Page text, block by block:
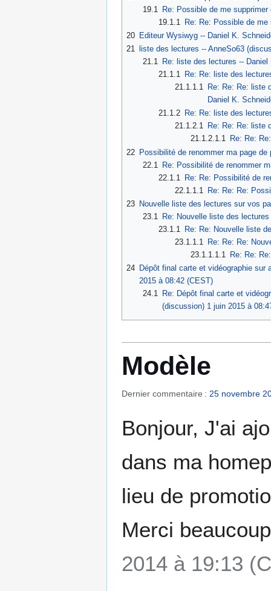
19.1
Re: Possible de me
19.1.1
Re: Re: Possible de me
20 Editeur Wysiwyg -- Daniel K.
21
liste des lectures -- AnneSo63
21.1
Re: liste des lectures --
21.1.1 Re: Re: liste des
21.1.1.1
Re: Re: Re: liste
Daniel K.
21.1.2 Re: Re: liste des
21.1.2.1
Re: Re: Re: liste
21.1.2.1.1 Re: Re:
22 Possibilité de renommer ma page
22.1
Re: Possibilité de renommer
22.1.1
Re: Re: Possibilité de
22.1.1.1
Re: Re: Re:
23 Nouvelle liste des lectures sur vos
23.1
Re: Nouvelle liste des
23.1.1 Re: Re: Nouvelle liste
23.1.1.1
Re: Re: Re:
23.1.1.1.1 Re: Re:
24 Dépôt final carte et vidéographie sur
2015 à 08:42 (CEST)
24.1
Re: Dépôt final carte et
(discussion) 1 juin 2015 à
Modèle
Dernier commentaire : 25 novembre
Bonjour, J'ai
dans ma
lieu de
Merci
2014 à 19:13